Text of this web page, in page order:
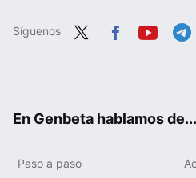
Síguenos
En Genbeta hablamos de...
Paso a paso